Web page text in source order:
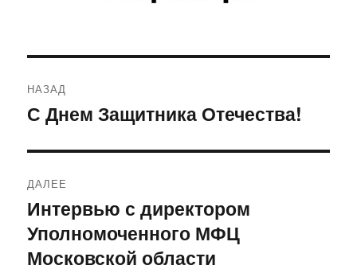
по
НАЗАД
Предыдущая
С Днем Защитника Отечества!
ДАЛЕЕ
Следующая
запись:
Интервью с директором
Уполномоченного МФЦ
Московской области